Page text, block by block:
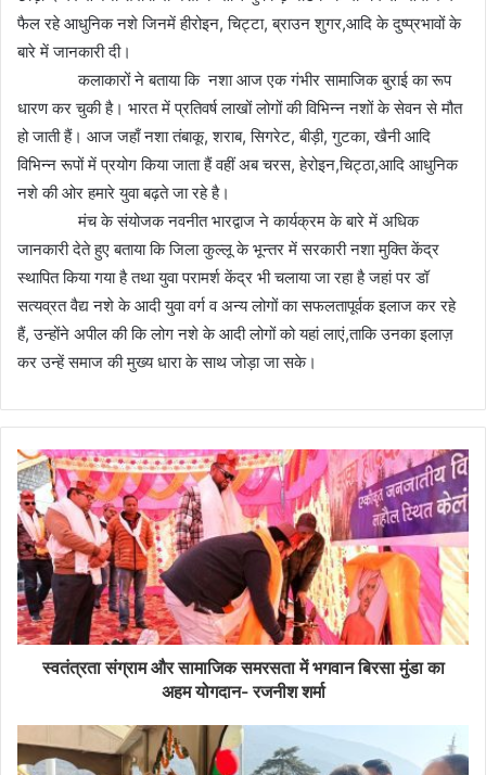
फैल रहे आधुनिक नशे जिनमें हीरोइन, चिट्टा, ब्राउन शुगर,आदि के दुष्प्रभावों के
बारे में जानकारी दी।
कलाकारों ने बताया कि नशा आज एक गंभीर सामाजिक बुराई का रूप
धारण कर चुकी है। भारत में प्रतिवर्ष लाखों लोगों की विभिन्न नशों के सेवन से मौत
हो जाती हैं। आज जहाँ नशा तंबाकू, शराब, सिगरेट, बीड़ी, गुटका, खैनी आदि
विभिन्न रूपों में प्रयोग किया जाता हैं वहीं अब चरस, हेरोइन,चिट्ठा,आदि आधुनिक
नशे की ओर हमारे युवा बढ़ते जा रहे है।
मंच के संयोजक नवनीत भारद्वाज ने कार्यक्रम के बारे में अधिक
जानकारी देते हुए बताया कि जिला कुल्लू के भून्तर में सरकारी नशा मुक्ति केंद्र
स्थापित किया गया है तथा युवा परामर्श केंद्र भी चलाया जा रहा है जहां पर डॉ
सत्यव्रत वैद्य नशे के आदी युवा वर्ग व अन्य लोगों का सफलतापूर्वक इलाज कर रहे
हैं, उन्होंने अपील की कि लोग नशे के आदी लोगों को यहां लाएं,ताकि उनका इलाज़
कर उन्हें समाज की मुख्य धारा के साथ जोड़ा जा सके।
स्वतंत्रता संग्राम और सामाजिक समरसता में भगवान बिरसा मुंडा का
अहम योगदान- रजनीश शर्मा